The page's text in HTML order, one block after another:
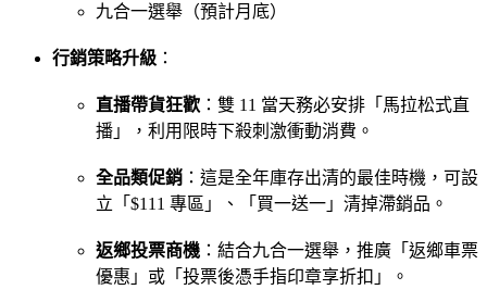
九合一選舉（預計月底）
行銷策略升級 ：
直播帶貨狂歡 ：雙 11 當天務必安排「馬拉松式直
播」，利用限時下殺刺激衝動消費。
全品類促銷 ：這是全年庫存出清的最佳時機，可設
立「$111 專區」、「買一送一」清掉滯銷品。
返鄉投票商機 ：結合九合一選舉，推廣「返鄉車票
優惠」或「投票後憑手指印章享折扣」。